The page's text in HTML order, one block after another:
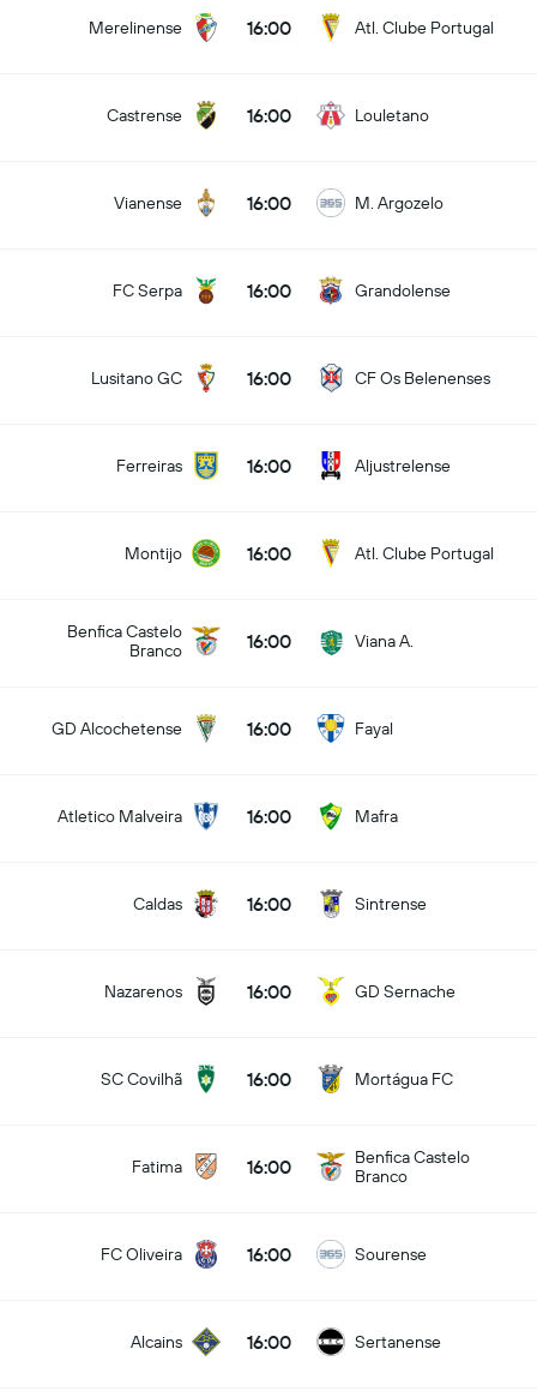
Merelinense 16:00 Atl. Clube Portugal
Castrense 16:00 Louletano
Vianense 16:00 M. Argozelo
FC Serpa 16:00 Grandolense
Lusitano GC 16:00 CF Os Belenenses
Ferreiras 16:00 Aljustrelense
Montijo 16:00 Atl. Clube Portugal
Benfica Castelo
Branco
16:00 Viana A.
GD Alcochetense 16:00 Fayal
Atletico Malveira 16:00 Mafra
Caldas 16:00 Sintrense
Nazarenos 16:00 GD Sernache
SC Covilhã 16:00 Mortágua FC
Fatima 16:00
Benfica Castelo
Branco
FC Oliveira 16:00 Sourense
Alcains 16:00 Sertanense